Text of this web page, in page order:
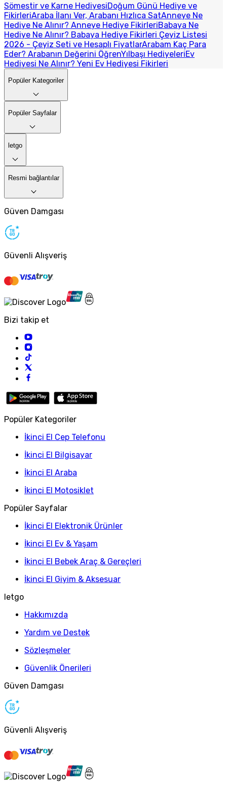
Sömestir ve Karne HediyesiDoğum Günü Hediye ve
FikirleriAraba İlanı Ver, Arabanı Hızlıca SatAnneye Ne
Hediye Ne Alınır? Anneye Hediye FikirleriBabaya Ne
Hediye Ne Alınır? Babaya Hediye Fikirleri Çeyiz Listesi
2026 - Çeyiz Seti ve Hesaplı FiyatlarArabam Kaç Para
Eder? Arabanın Değerini ÖğrenYılbaşı HediyeleriEv
Hediyesi Ne Alınır? Yeni Ev Hediyesi Fikirleri
Popüler Kategoriler
Popüler Sayfalar
letgo
Resmi bağlantılar
Güven Damgası
Güvenli Alışveriş
Bizi takip et
Popüler Kategoriler
İkinci El Cep Telefonu
İkinci El Bilgisayar
İkinci El Araba
İkinci El Motosiklet
Popüler Sayfalar
İkinci El Elektronik Ürünler
İkinci El Ev & Yaşam
İkinci El Bebek Araç & Gereçleri
İkinci El Giyim & Aksesuar
letgo
Hakkımızda
Yardım ve Destek
Sözleşmeler
Güvenlik Önerileri
Güven Damgası
Güvenli Alışveriş